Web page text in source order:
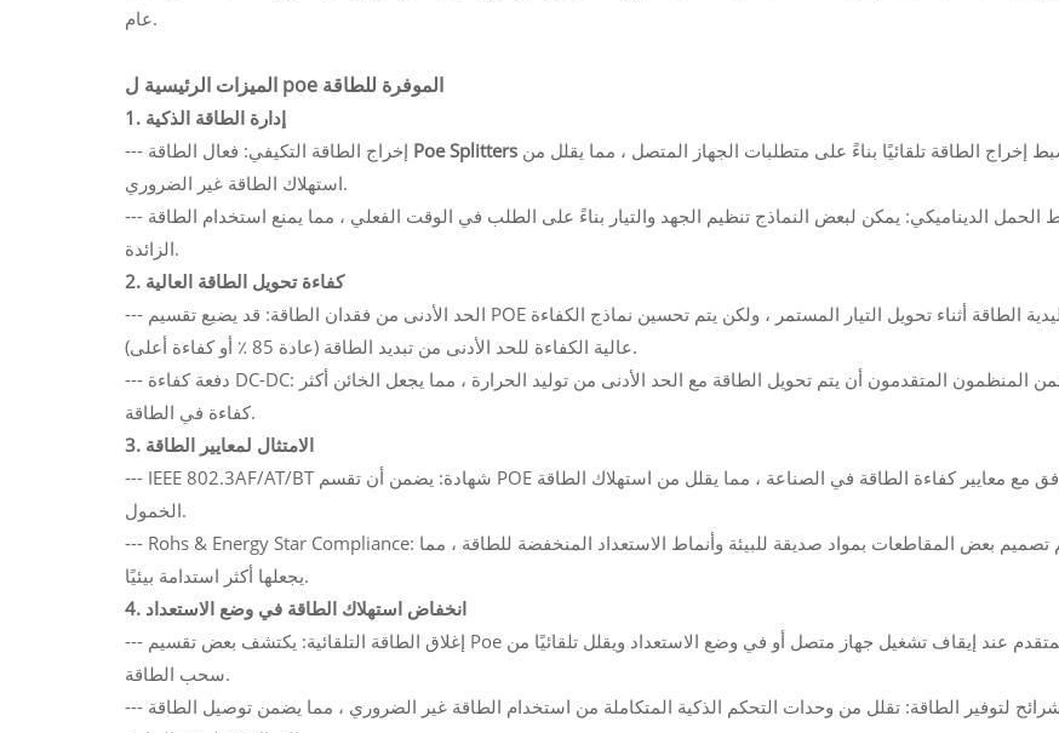
عام.
الميزات الرئيسية ل poe الموفرة للطاقة
1. إدارة الطاقة الذكية
Poe Splitters
استهلاك الطاقة غير الضروري.
--- ضبط الحمل الديناميكي: يمكن لبعض النماذج تنظيم الجهد والتيار بناءً على الطلب في الوقت الفعلي ، مما يمنع استخدام الطاقة
الزائدة.
2. كفاءة تحويل الطاقة العالية
--- الحد الأدنى من فقدان الطاقة: قد يضيع تقسيم POE التقليدية الطاقة أثناء تحويل التيار المستمر ، ولكن يتم تحسين نماذج الكفاءة
عالية الكفاءة للحد الأدنى من تبديد الطاقة (عادة 85 ٪ أو كفاءة أعلى).
--- دفعة كفاءة DC-DC: تضمن المنظمون المتقدمون أن يتم تحويل الطاقة مع الحد الأدنى من توليد الحرارة ، مما يجعل الخائن أكثر
كفاءة في الطاقة.
3. الامتثال لمعايير الطاقة
--- IEEE 802.3AF/AT/BT شهادة: يضمن أن تقسم POE يتوافق مع معايير كفاءة الطاقة في الصناعة ، مما يقلل من استهلاك الطاقة
الخمول.
--- Rohs & Energy Star Compliance: تم تصميم بعض المقاطعات بمواد صديقة للبيئة وأنماط الاستعداد المنخفضة للطاقة ، مما
يجعلها أكثر استدامة بيئيًا.
4. انخفاض استهلاك الطاقة في وضع الاستعداد
--- إغلاق الطاقة التلقائية: يكتشف بعض تقسيم Poe المتقدم عند إيقاف تشغيل جهاز متصل أو في وضع الاستعداد ويقلل تلقائيًا من
سحب الطاقة.
--- شرائح لتوفير الطاقة: تقلل من وحدات التحكم الذكية المتكاملة من استخدام الطاقة غير الضروري ، مما يضمن توصيل الطاقة